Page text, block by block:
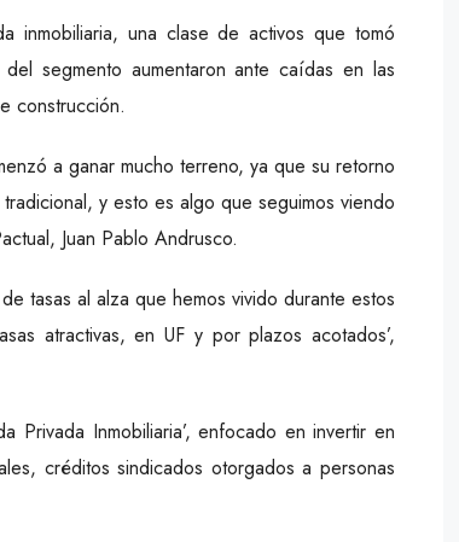
inmobiliaria, una clase de activos que tomó
segmento aumentaron ante caídas en las
construcción.
a ganar mucho terreno, ya que su retorno
y esto es algo que seguimos viendo
Juan Pablo Andrusco.
tasas al alza que hemos vivido durante estos
atractivas, en UF y por plazos acotados’,
Privada Inmobiliaria’, enfocado en invertir en
créditos sindicados otorgados a personas